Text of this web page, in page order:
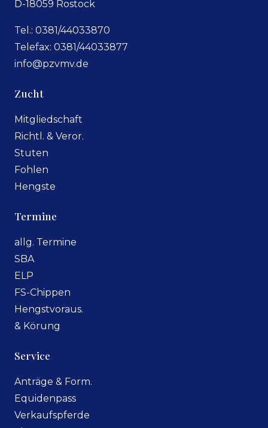
D-18059 Rostock
Tel.: 0381/44033870
Telefax: 0381/44033877
info@pzvmv.de
Zucht
Mitgliedschaft
Richtl. & Veror.
Stuten
Fohlen
Hengste
Termine
allg. Termine
SBA
ELP
FS-Chippen
Hengstvoraus.
& Körung
Service
Anträge & Form.
Equidenpass
Verkaufspferde